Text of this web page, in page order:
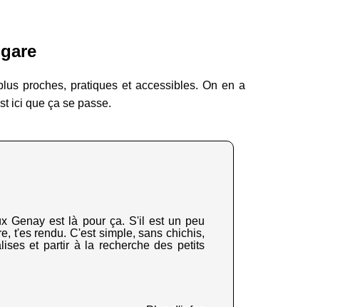
proches, pratiques et accessibles. On en a
ici que ça se passe.
Genay est là pour ça. S'il est un peu
t'es rendu. C'est simple, sans chichis,
et partir à la recherche des petits